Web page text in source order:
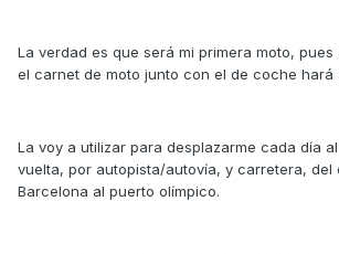
La verdad es que será mi primera moto, pues
el carnet de moto junto con el de coche hará
La voy a utilizar para desplazarme cada día
vuelta, por autopista/autovía, y carretera, del
Barcelona al puerto olímpico.